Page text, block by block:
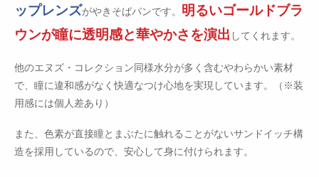
ップレンズがやきそばパンです。 明るいゴールドブラ
ウンが瞳に透明感と華やかさを演出 してくれます。
他のエヌズ・コレクション同様水分が多く含むやわらかい素材
で、瞳に違和感がなく快適なつけ心地を実現しています。（※装
用感には個人差あり）
また、色素が直接瞳とまぶたに触れることがないサンドイッチ構
造を採用しているので、安心して身に付けられます。